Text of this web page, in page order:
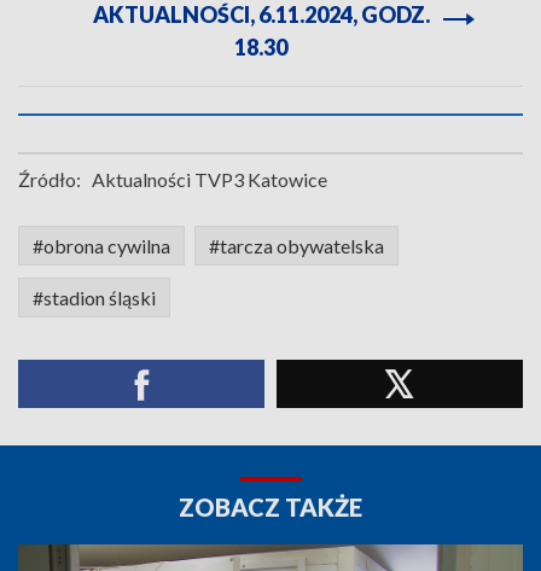
AKTUALNOŚCI, 6.11.2024, GODZ.
18.30
Źródło: Aktualności TVP3 Katowice
#obrona cywilna #tarcza obywatelska
#stadion śląski
ZOBACZ TAKŻE